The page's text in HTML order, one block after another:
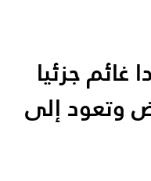
جزئيا
وتعود إلى